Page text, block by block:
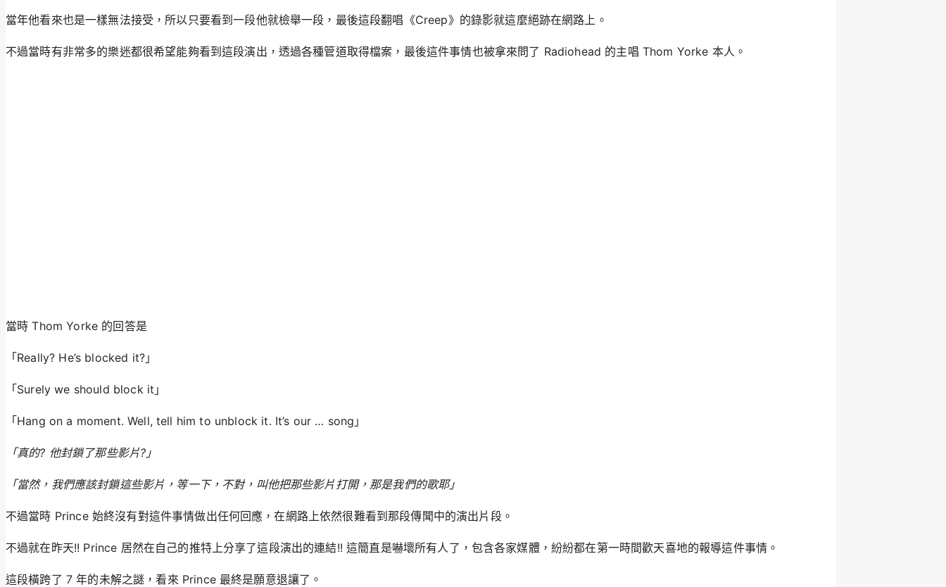
當年他看來也是一樣無法接受，所以只要看到一段他就檢舉一段，最後這段翻唱《Creep》的錄影就這麼絕跡在網路上。
不過當時有非常多的樂迷都很希望能夠看到這段演出，透過各種管道取得檔案，最後這件事情也被拿來問了 Radiohead 的主唱 Thom Yorke 本人。
當時 Thom Yorke 的回答是
「Really? He’s blocked it?」
「Surely we should block it」
「Hang on a moment. Well, tell him to unblock it. It’s our … song」
「真的? 他封鎖了那些影片?」
「當然，我們應該封鎖這些影片，等一下，不對，叫他把那些影片打開，那是我們的歌耶」
不過當時 Prince 始終沒有對這件事情做出任何回應，在網路上依然很難看到那段傳聞中的演出片段。
不過就在昨天!! Prince 居然在自己的推特上分享了這段演出的連結!! 這簡直是嚇壞所有人了，包含各家媒體，紛紛都在第一時間歡天喜地的報導這件事情。
這段橫跨了 7 年的未解之謎，看來 Prince 最終是願意退讓了。